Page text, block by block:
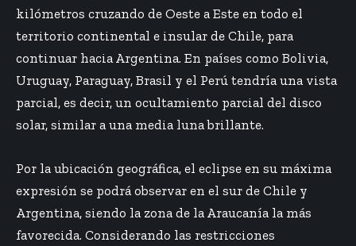
kilómetros cruzando de Oeste a Este en todo el
territorio continental e insular de Chile, para
continuar hacia Argentina. En países como Bolivia,
Uruguay, Paraguay, Brasil y el Perú tendría una vista
parcial, es decir, un ocultamiento parcial del disco
solar, similar a una media luna brillante.
Por la ubicación geográfica, el eclipse en su máxima
expresión se podrá observar en el sur de Chile y
Argentina, siendo la zona de la Araucanía la más
favorecida. Considerando las restricciones